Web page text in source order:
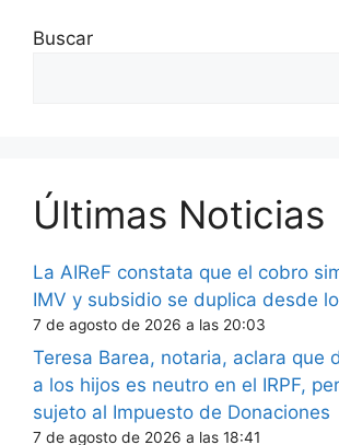
Buscar
Últimas Noticias
La AIReF constata que el cobro
IMV y subsidio se duplica desde
7 de agosto de 2026 a las 20:03
Teresa Barea, notaria, aclara que
a los hijos es neutro en el IRPF,
sujeto al Impuesto de Donaciones
7 de agosto de 2026 a las 18:41